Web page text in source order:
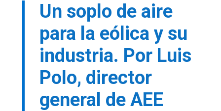
Un soplo de aire
para la eólica y su
industria. Por Luis
Polo, director
general de AEE